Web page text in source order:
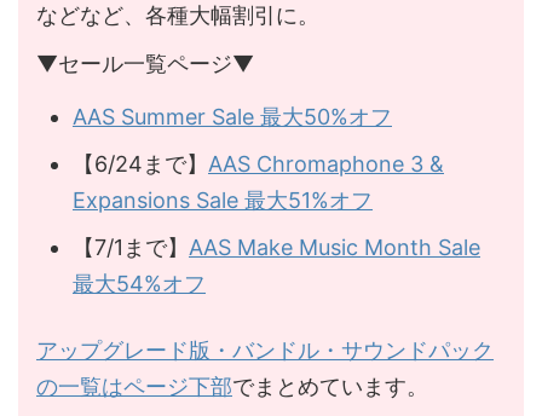
などなど、各種大幅割引に。
▼セール一覧ページ▼
AAS Summer Sale 最大50%オフ
【6/24まで】 AAS Chromaphone 3 &
Expansions Sale 最大51%オフ
【7/1まで】 AAS Make Music Month Sale
最大54%オフ
アップグレード版・バンドル・サウンドパック
の一覧はページ下部でまとめています。